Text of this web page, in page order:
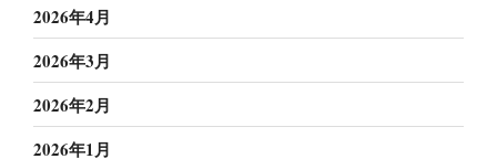
2026年4月
2026年3月
2026年2月
2026年1月